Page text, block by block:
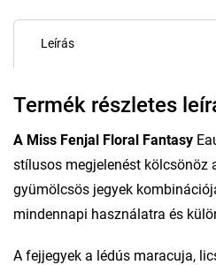
Leírás
Termék részletes
A Miss Fenjal Floral Fantasy
stílusos megjelenést kölcsönöz
gyümölcsös jegyek
mindennapi használatra és
A fejjegyek a lédús maracuja,